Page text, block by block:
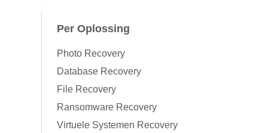
Per Oplossing
Photo Recovery
Database Recovery
File Recovery
Ransomware Recovery
Virtuele Systemen Recovery